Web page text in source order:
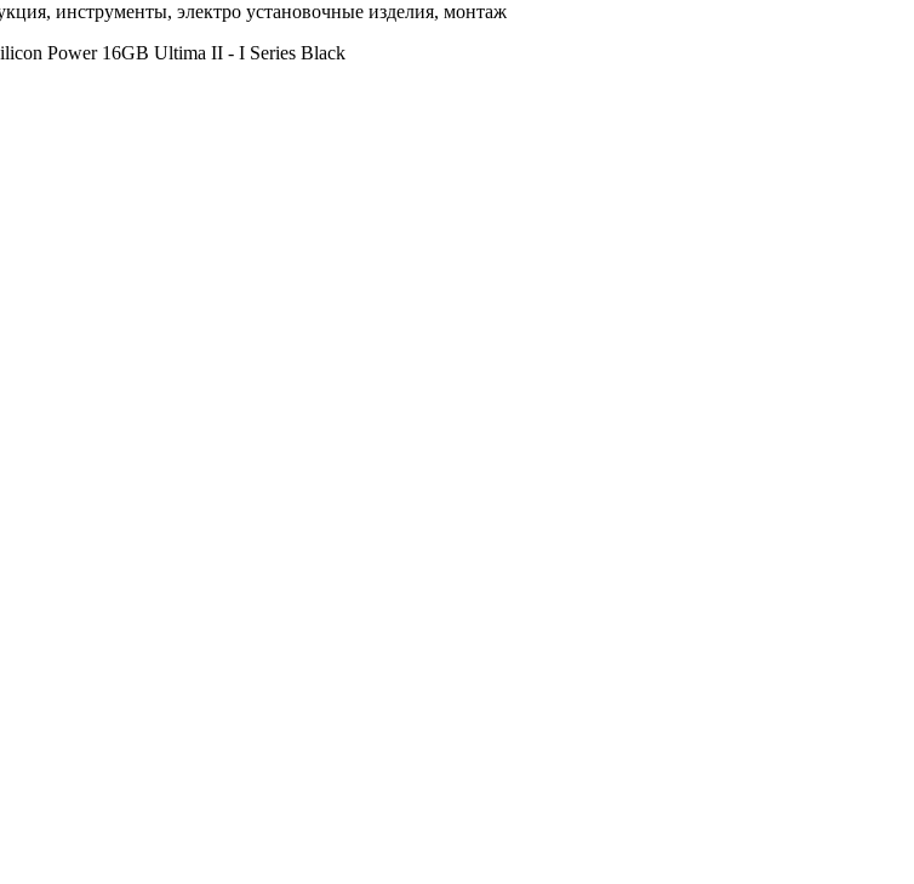
инструменты, электро установочные изделия, монтаж
Power 16GB Ultima II - I Series Black